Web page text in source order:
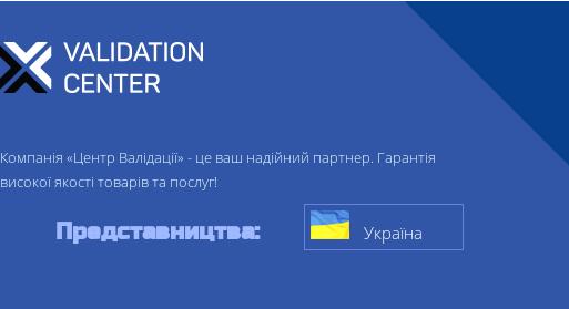
Компанія «Центр Валідації» - це ваш надійний партнер. Гарантія
високої якості товарів та послуг!
Представництва: Україна